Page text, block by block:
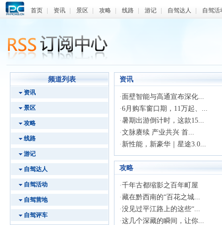
首页 资讯 景区 攻略 线路 游记 自驾达人 自驾活
频道列表
资讯
景区
攻略
线路
游记
自驾达人
自驾活动
自驾营地
自驾评车
资讯
· 面壁智能与高通宣布深化...
·6月购车窗口期，11万起、...
·暑期出游倒计时，这款15...
·文脉赓续 产业共兴 首...
· 新性能，新豪华｜星途3.0...
攻略
·千年古都缩影之百年町屋
·藏在黔西南的“百花之城...
·没见过平江路上的这些“...
·这几个深藏的瞬间，让你...